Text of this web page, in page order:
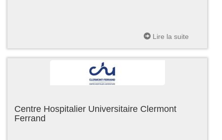
Lire la suite
Centre Hospitalier Universitaire Clermont
Ferrand